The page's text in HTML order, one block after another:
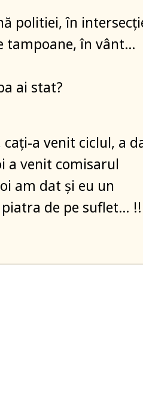
politiei, în
tampoane, în vânt…
ai stat?
a venit ciclul, a
a venit comisarul
am dat și eu un
de pe suflet…